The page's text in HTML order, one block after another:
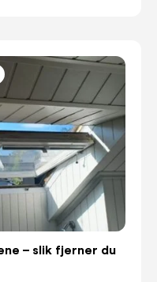
– slik fjerner du